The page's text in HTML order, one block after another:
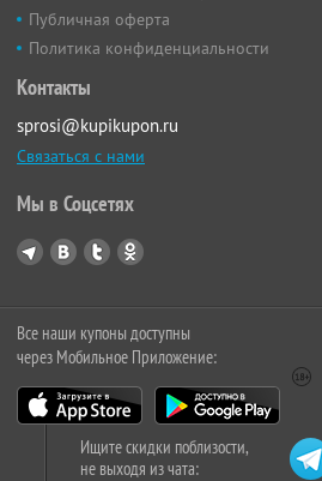
Публичная оферта
Политика конфиденциальности
Контакты
sprosi@kupikupon.ru
Связаться с нами
Мы в Соцсетях
Все наши купоны доступны
через Мобильное Приложение:
Ищите скидки поблизости,
не выходя из чата: